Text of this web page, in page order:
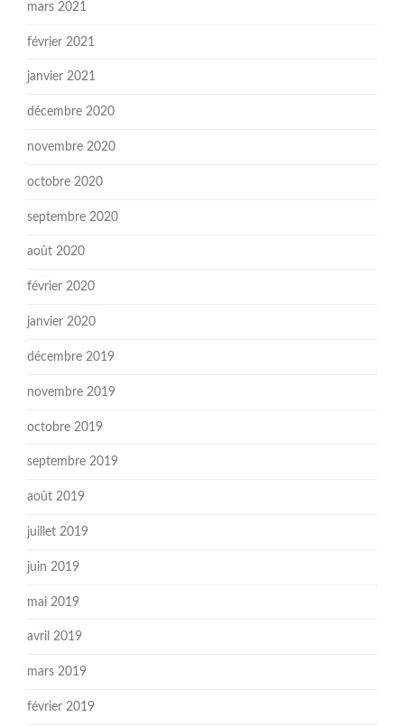
mars 2021
février 2021
janvier 2021
décembre 2020
novembre 2020
octobre 2020
septembre 2020
août 2020
février 2020
janvier 2020
décembre 2019
novembre 2019
octobre 2019
septembre 2019
août 2019
juillet 2019
juin 2019
mai 2019
avril 2019
mars 2019
février 2019